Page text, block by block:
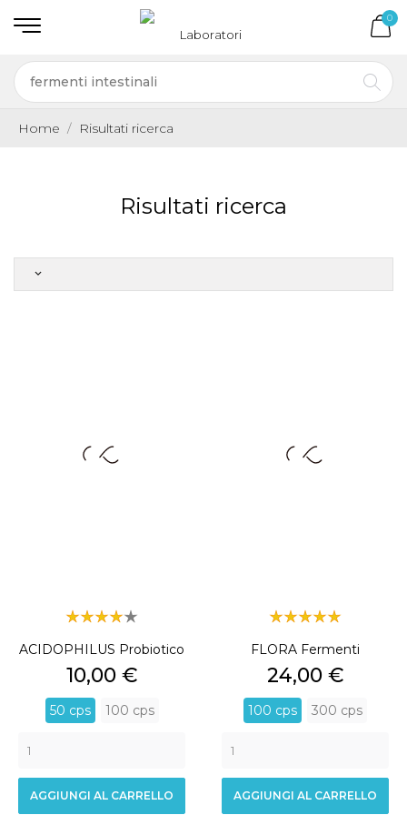
0
Home Risultati ricerca
Risultati ricerca
keyboard_arrow_down
ACIDOPHILUS Probiotico
Prezzo
10,00 €
50 cps 100 cps
AGGIUNGI AL CARRELLO
FLORA Fermenti
Prezzo
24,00 €
100 cps 300 cps
AGGIUNGI AL CARRELLO